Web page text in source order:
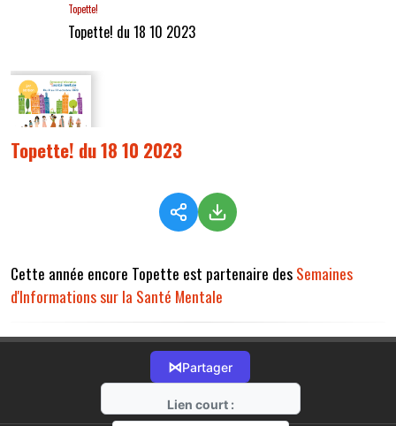
Topette!
Topette! du 18 10 2023
Topette! du 18 10 2023
Cette année encore Topette est partenaire desSemaines
d'Informations sur la Santé Mentale
⋈Partager
Lien court :